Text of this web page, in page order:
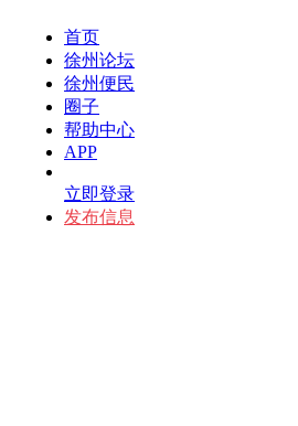
首页
徐州论坛
徐州便民
圈子
帮助中心
APP
立即登录
发布信息